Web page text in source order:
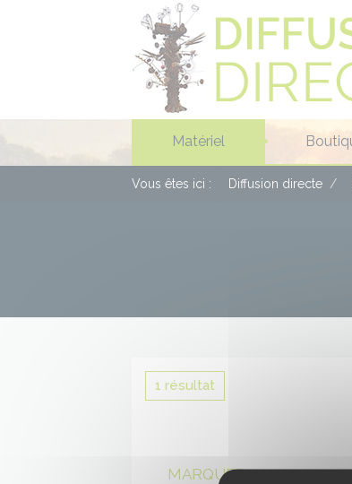
Matériel
Vous êtes ici : Diffusion directe
1 résultat
MARQUES :
Panneau de gestion des cookies